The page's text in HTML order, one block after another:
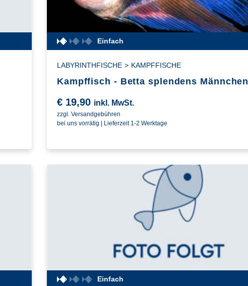
Einfach
LABYRINTHFISCHE > KAMPFFISCHE
Kampffisch - Betta splendens Männchen
€19,90 inkl. MwSt.
zzgl. Versandgebühren
bei uns vorrätig | Lieferzeit 1-2 Werktage
Einfach